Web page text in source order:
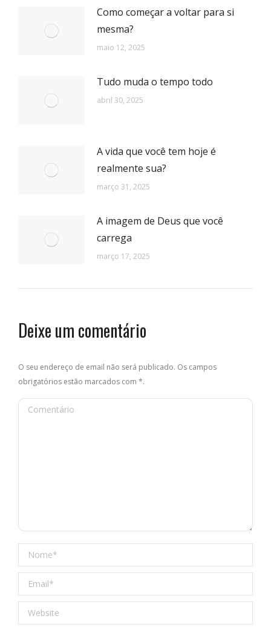
Como começar a voltar para si
mesma?
maio 12, 2025
Tudo muda o tempo todo
abril 30, 2025
A vida que você tem hoje é
realmente sua?
março 31, 2025
A imagem de Deus que você
carrega
março 17, 2025
Deixe um comentário
O seu endereço de email não será publicado. Os campos
obrigatórios estão marcados com *.
Comentário
Nome *
Email *
Website